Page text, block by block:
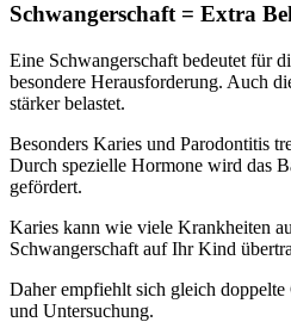
Schwangerschaft = Extra
Eine Schwangerschaft bedeutet für
besondere Herausforderung. Auch
stärker belastet.
Besonders Karies und Parodontitis
Durch spezielle Hormone wird das
gefördert.
Karies kann wie viele Krankheiten
Schwangerschaft auf Ihr Kind
Daher empfiehlt sich gleich
und Untersuchung.